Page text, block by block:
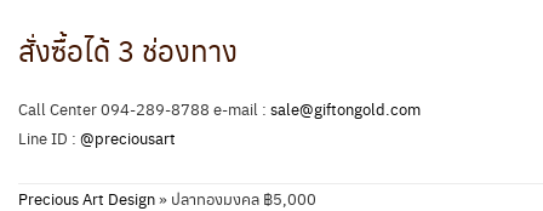
สั่งซื้อได้ 3 ช่องทาง
Call Center 094-289-8788 e-mail : sale@giftongold.com
Line ID : @preciousart
Precious Art Design» ปลาทองมงคล ฿5,000